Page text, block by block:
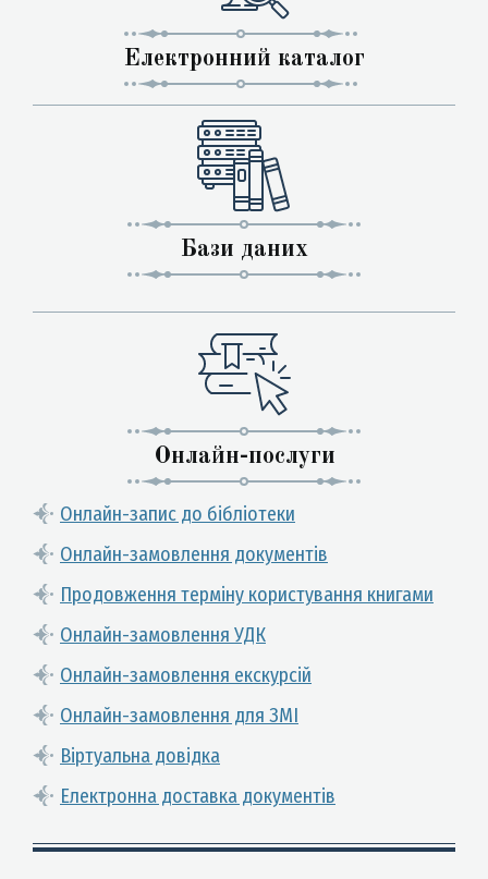
Електронний каталог
Бази даних
Онлайн-послуги
Онлайн-запис до бібліотеки
Онлайн-замовлення документів
Продовження терміну користування книгами
Онлайн-замовлення УДК
Онлайн-замовлення екскурсій
Онлайн-замовлення для ЗМІ
Віртуальна довідка
Електронна доставка документів